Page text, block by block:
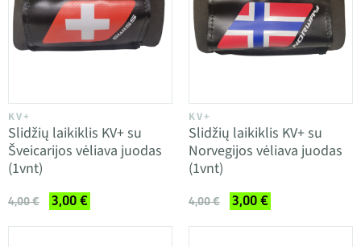
KV+
Slidžių laikiklis KV+ su
Šveicarijos vėliava juodas
(1vnt)
4,00 € 3,00 €
KV+
Slidžių laikiklis KV+ su
Norvegijos vėliava juodas
(1vnt)
4,00 € 3,00 €